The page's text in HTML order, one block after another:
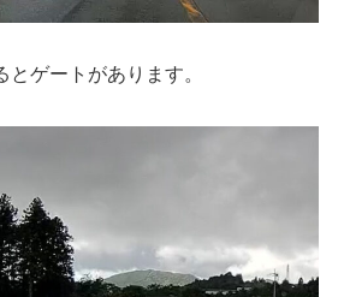
ゲートがあります。